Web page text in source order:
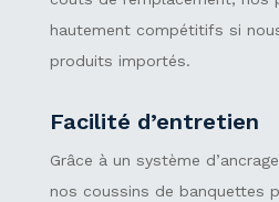
hautement compétitifs si
produits importés.
Facilité d’entretien
Grâce à un système
nos coussins de banquettes